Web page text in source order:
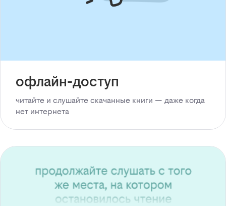
офлайн-доступ
читайте и слушайте скачанные книги — даже когда
нет интернета